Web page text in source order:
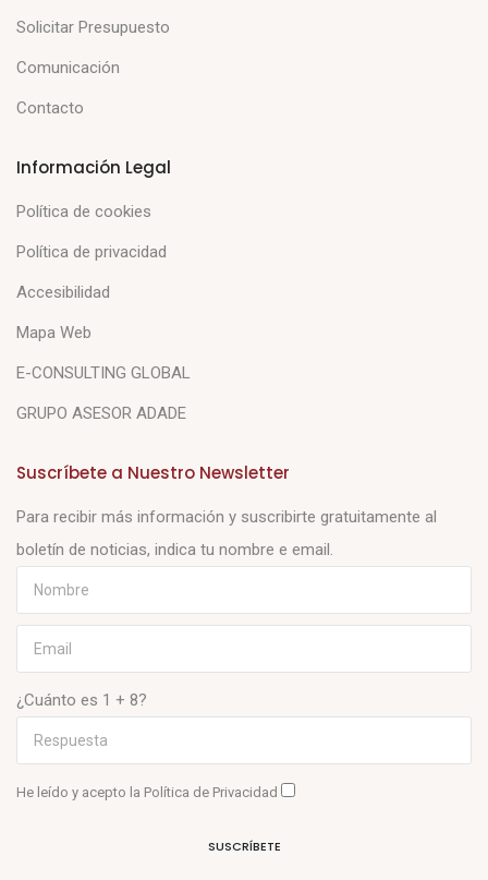
Solicitar Presupuesto
Comunicación
Contacto
Información Legal
Política de cookies
Política de privacidad
Accesibilidad
Mapa Web
E-CONSULTING GLOBAL
GRUPO ASESOR ADADE
Suscríbete a Nuestro Newsletter
Para recibir más información y suscribirte gratuitamente al
boletín de noticias, indica tu nombre e email.
¿Cuánto es 1 + 8?
He leído y acepto la Política de Privacidad
SUSCRÍBETE